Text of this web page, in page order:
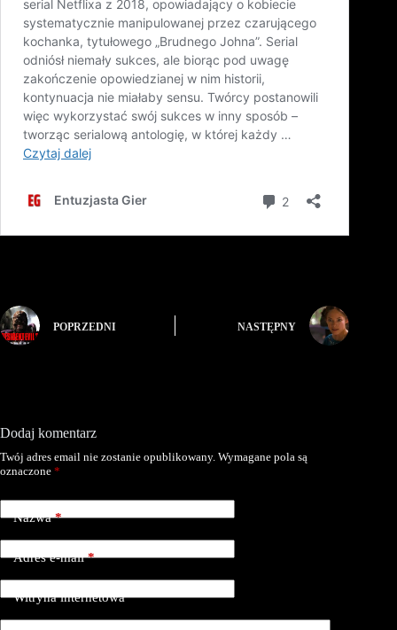
POPRZEDNI NASTĘPNY
Dodaj komentarz
Twój adres email nie zostanie opublikowany. Wymagane pola są
oznaczone *
Nazwa*
Adres e-mail*
Witryna internetowa